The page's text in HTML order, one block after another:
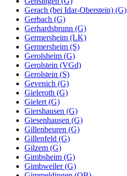
Gerach (bei Idar-Oberstein) (G)
Gerbach (G)
Gerhardsbrunn (G)
Germersheim (LK)
Germersheim (S)
Gerolsheim (G)
Gerolstein (VGd)
Gerolstein (S)
Gevenich (G)
Gieleroth (G)
Gielert (G)
Giershausen (G)
Giesenhausen (G)
Gillenbeuren (G)
Gillenfeld (G)
Gilzem (G)
Gimbsheim (G)
Gimbweiler (G)